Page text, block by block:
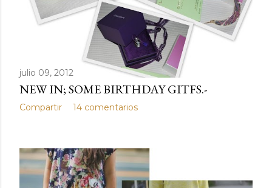
a
s
julio 09, 2012
NEW IN; SOME BIRTHDAY GITFS.-
Compartir 14 comentarios